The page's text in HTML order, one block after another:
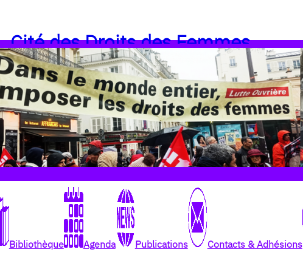
Cité des Droits des Femmes
Bibliothèque Agenda Publications Contacts & Adhésions